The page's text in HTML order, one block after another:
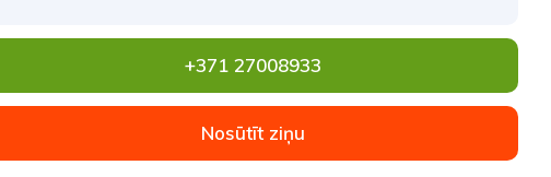
+371 27008933
Nosūtīt ziņu